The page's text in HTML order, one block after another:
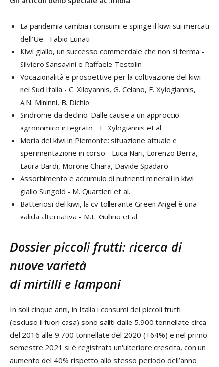
La pandemia cambia i consumi e spinge il kiwi sui mercati
dell’Ue - Fabio Lunati
Kiwi giallo, un successo commerciale che non si ferma -
Silviero Sansavini e Raffaele Testolin
Vocazionalità e prospettive per la coltivazione del kiwi
nel Sud Italia - C. Xiloyannis, G. Celano, E. Xylogiannis,
A.N. Mininni, B. Dichio
Sindrome da declino. Dalle cause a un approccio
agronomico integrato - E. Xylogiannis et al.
Moria del kiwi in Piemonte: situazione attuale e
sperimentazione in corso - Luca Nari, Lorenzo Berra,
Laura Bardi, Morone Chiara, Davide Spadaro
Assorbimento e accumulo di nutrienti minerali in kiwi
giallo Sungold - M. Quartieri et al.
Batteriosi del kiwi, la cv tollerante Green Angel è una
valida alternativa - M.L. Gullino et al
Dossier piccoli frutti: ricerca di
nuove varietà
di mirtilli e lamponi
In soli cinque anni, in Italia i consumi dei piccoli frutti
(escluso il fuori casa) sono saliti dalle 5.900 tonnellate circa
del 2016 alle 9.700 tonnellate del 2020 (+64%) e nel primo
semestre 2021 si è registrata un'ulteriore crescita, con un
aumento del 40% rispetto allo stesso periodo dell’anno